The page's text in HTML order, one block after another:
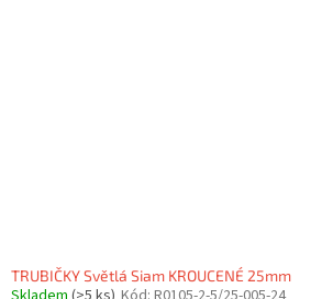
TRUBIČKY Světlá Siam KROUCENÉ 25mm